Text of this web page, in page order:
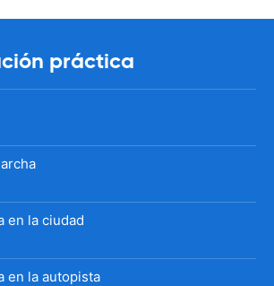
práctica
en la ciudad
en la autopista